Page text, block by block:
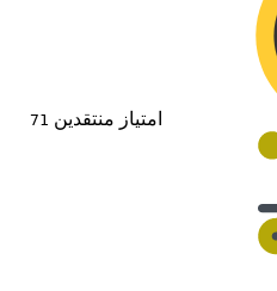
امتیاز منتقدین 71